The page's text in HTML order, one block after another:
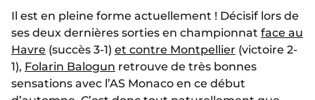
Il est en pleine forme actuellement ! Décisif lors de
ses deux dernières sorties en championnat face au
Havre (succès 3-1) et contre Montpellier (victoire 2-
1), Folarin Balogun retrouve de très bonnes
sensations avec l’AS Monaco en ce début